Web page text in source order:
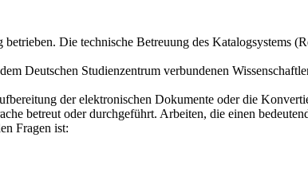
Die technische Betreuung des Katalogsystems
Deutschen Studienzentrum verbundenen
der elektronischen Dokumente oder die
betreut oder durchgeführt. Arbeiten, die einen
Fragen ist: